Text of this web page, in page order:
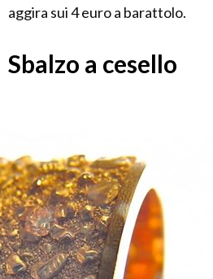
aggira sui 4 euro a barattolo.
Sbalzo a cesello